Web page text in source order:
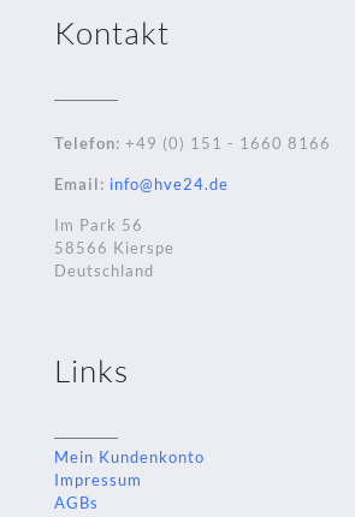
Kontakt
Telefon: +49 (0) 151 - 1660 8166
Email: info@hve24.de
Im Park 56
58566 Kierspe
Deutschland
Links
Mein Kundenkonto
Impressum
AGBs